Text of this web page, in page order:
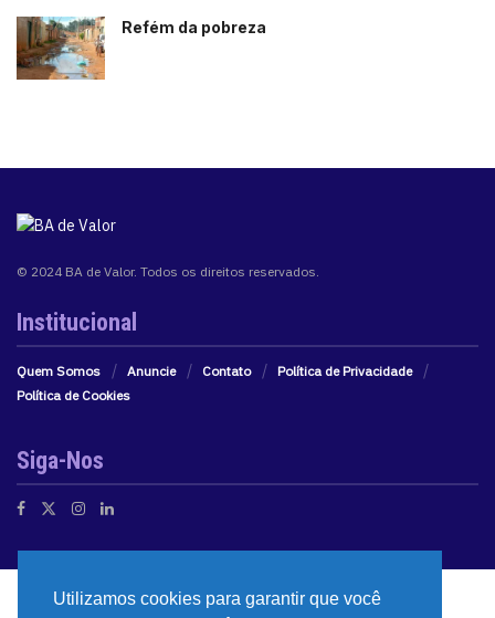
Refém da pobreza
© 2024 BA de Valor. Todos os direitos reservados.
Institucional
Quem Somos Anuncie Contato
Política de Privacidade
Política de Cookies
Siga-Nos
Utilizamos cookies para garantir que você